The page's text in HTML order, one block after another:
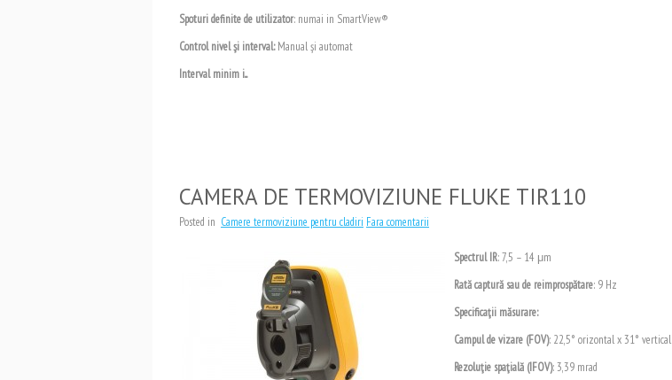
Spoturi definite de utilizator: numai in SmartView®
Control nivel şi interval:Manual şi automat
Interval minim i...
CAMERA DE TERMOVIZIUNE FLUKE TIR110
Posted in Camere termoviziune pentru cladiri Fara comentarii
Spectrul IR: 7,5 – 14 μm
Rată captură sau de reimprospătare: 9 Hz
Specificaţii măsurare:
Campul de vizare (FOV): 22,5° orizontal x 31° vertical
Rezoluţie spaţială (IFOV): 3,39 mrad